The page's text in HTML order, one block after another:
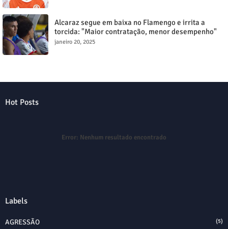
Alcaraz segue em baixa no Flamengo e irrita a
torcida: "Maior contratação, menor desempenho"
janeiro 20, 2025
Hot Posts
Error: Nenhum resultado encontrado
Labels
AGRESSÃO (5)